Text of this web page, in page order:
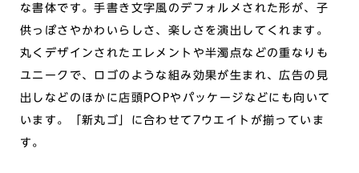
な書体です。手書き文字風のデフォルメされた形が、子
供っぽさやかわいらしさ、楽しさを演出してくれます。
丸くデザインされたエレメントや半濁点などの重なりも
ユニークで、ロゴのような組み効果が生まれ、広告の見
出しなどのほかに店頭POPやパッケージなどにも向いて
います。「新丸ゴ」に合わせて7ウエイトが揃っていま
す。